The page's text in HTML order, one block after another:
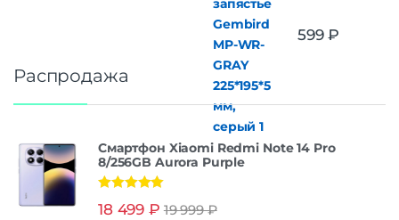
599₽
Распродажа
Смартфон Xiaomi Redmi Note 14 Pro
8/256GB Aurora Purple
из 5
18 499 ₽ 19 999₽